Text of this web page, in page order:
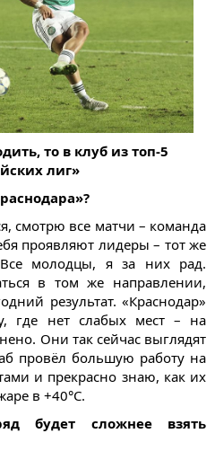
то в клуб из топ-5
лиг»
смотрю все матчи – команда
проявляют лидеры – тот же
молодцы, я за них рад.
в том же направлении,
результат. «Краснодар»
где нет слабых мест – на
Они так сейчас выглядят
провёл большую работу на
и прекрасно знаю, как их
в +40°С.
будет сложнее взять